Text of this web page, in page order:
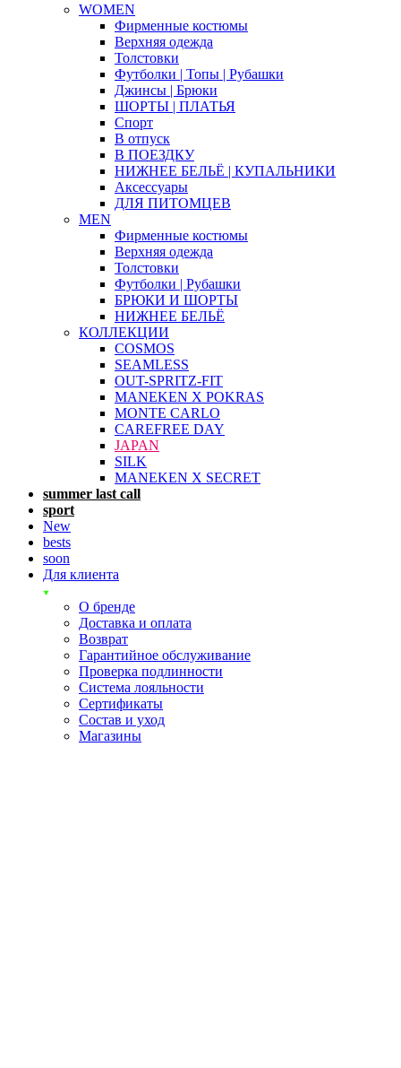
WOMEN
Фирменные костюмы
Верхняя одежда
Толстовки
Футболки | Топы | Рубашки
Джинсы | Брюки
ШОРТЫ | ПЛАТЬЯ
Спорт
В отпуск
В ПОЕЗДКУ
НИЖНЕЕ БЕЛЬЁ | КУПАЛЬНИКИ
Аксессуары
ДЛЯ ПИТОМЦЕВ
MEN
Фирменные костюмы
Верхняя одежда
Толстовки
Футболки | Рубашки
БРЮКИ И ШОРТЫ
НИЖНЕЕ БЕЛЬЁ
КОЛЛЕКЦИИ
COSMOS
SEAMLESS
OUT-SPRITZ-FIT
MANEKEN X POKRAS
MONTE CARLO
CAREFREE DAY
JAPAN
SILK
MANEKEN X SECRET
summer last call
sport
New
bests
soon
Для клиента
О бренде
Доставка и оплата
Возврат
Гарантийное обслуживание
Проверка подлинности
Система лояльности
Сертификаты
Состав и уход
Магазины